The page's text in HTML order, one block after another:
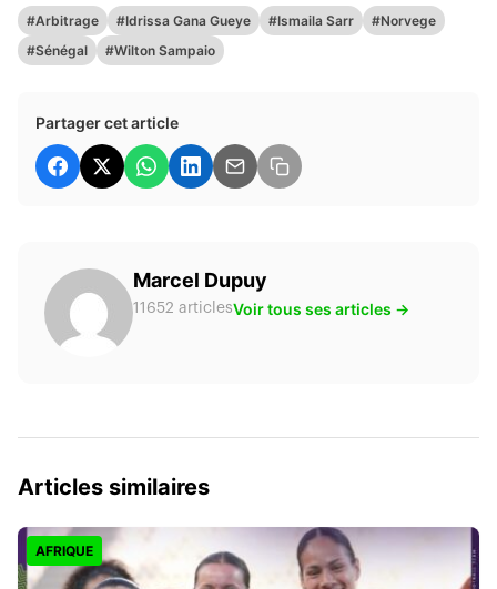
#Arbitrage #Idrissa Gana Gueye #Ismaila Sarr
#Norvege
#Sénégal
#Wilton Sampaio
Partager cet article
Marcel Dupuy
11652 articlesVoir tous ses articles →
Articles similaires
AFRIQUE